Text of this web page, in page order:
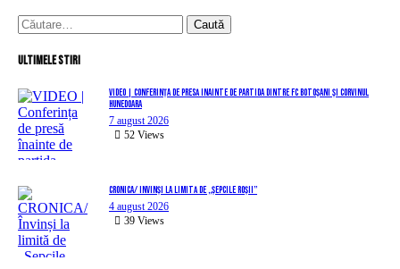
Caută
după:
Ultimele stiri
VIDEO | Conferința de presă înainte de partida dintre FC Botoșani și Corvinul
Hunedoara
7 august 2026
52 Views
CRONICA/ Învinși la limită de „Șepcile Roșii”
4 august 2026
39 Views